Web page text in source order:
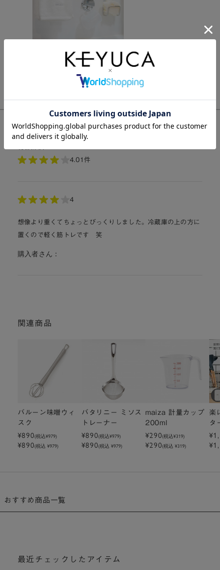
購入した人のレビュー
4.01件
4
想像より重くてちょっとびっくりしました。冷蔵庫の上の方に
置くので軽く筋トレです 笑
購入者さん：
関連商品
バルーン味噌ウィ
スク
¥890(税込¥979)
¥890(税込 ¥979)
バタリニー ミソス
トレーナー
¥890(税込¥979)
¥890(税込 ¥979)
maiza 計量カップ
200ml
¥290(税込¥319)
¥290(税込 ¥319)
楽
タ
おすすめ商品一覧
最近チェックしたアイテム